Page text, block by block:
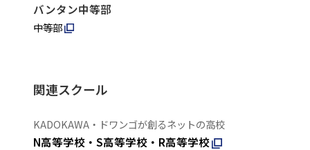
バンタン中等部
中等部
関連スクール
KADOKAWA・ドワンゴが創るネットの高校
N高等学校・S高等学校・R高等学校